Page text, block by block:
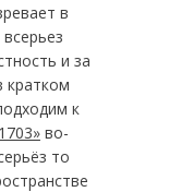
в
и за
кратком
к
во-
то